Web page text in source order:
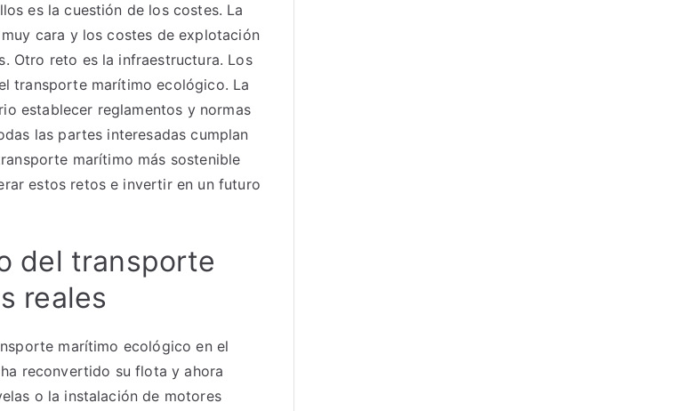
es la cuestión de los costes. La
cara y los costes de explotación
Otro reto es la infraestructura. Los
transporte marítimo ecológico. La
establecer reglamentos y normas
las partes interesadas cumplan
marítimo más sostenible
estos retos e invertir en un futuro
del transporte
reales
marítimo ecológico en el
reconvertido su flota y ahora
o la instalación de motores